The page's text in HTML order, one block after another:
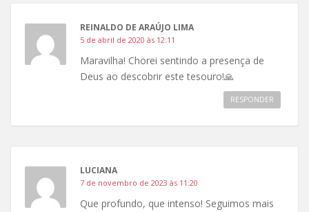
REINALDO DE ARAÚJO LIMA
5 de abril de 2020 às 12:11
Maravilha! Chorei sentindo a presença de
Deus ao descobrir este tesouro!🙏
RESPONDER
LUCIANA
7 de novembro de 2023 às 11:20
Que profundo, que intenso! Seguimos mais